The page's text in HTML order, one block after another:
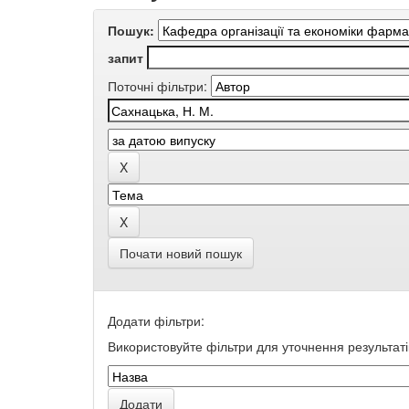
Пошук:
запит
Поточні фільтри:
Почати новий пошук
Додати фільтри:
Використовуйте фільтри для уточнення